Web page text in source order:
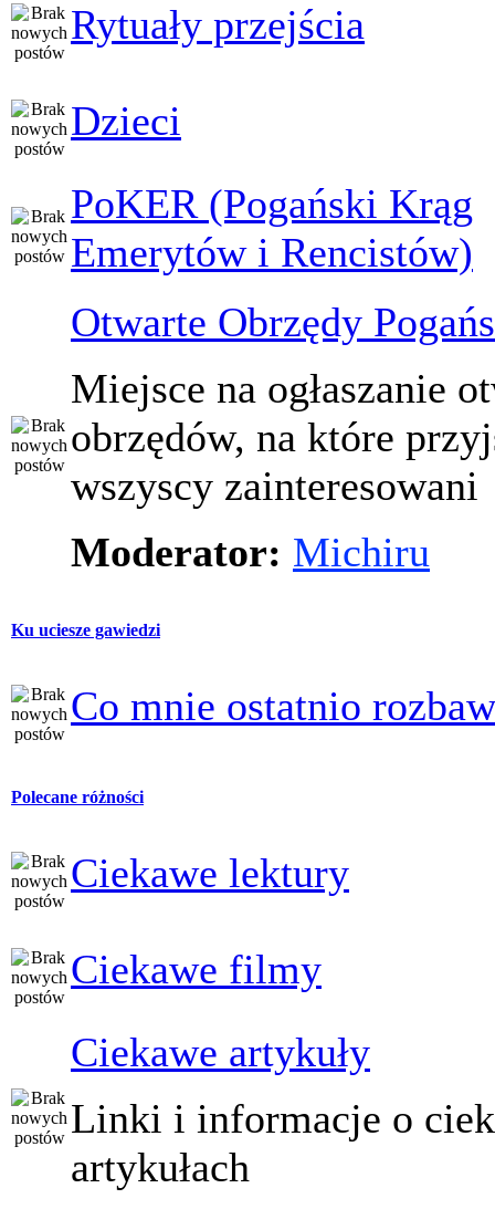
Rytuały przejścia
Dzieci
PoKER (Pogański Krąg
Emerytów i Rencistów)
Otwarte Obrzędy
Miejsce na ogłaszanie
obrzędów, na które
wszyscy zainteresowani
Moderator: Michiru
Ku uciesze gawiedzi
Co mnie ostatnio
Polecane różności
Ciekawe lektury
Ciekawe filmy
Ciekawe artykuły
Linki i informacje o
artykułach